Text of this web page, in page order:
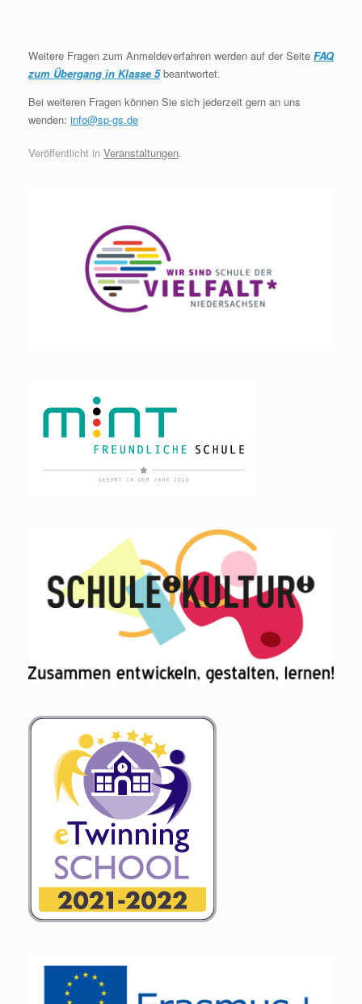
Weitere Fragen zum Anmeldeverfahren werden auf der Seite FAQ
zum Übergang in Klasse 5beantwortet.
Bei weiteren Fragen können Sie sich jederzeit gern an uns
wenden: info@sp-gs.de
Veröffentlicht in Veranstaltungen.